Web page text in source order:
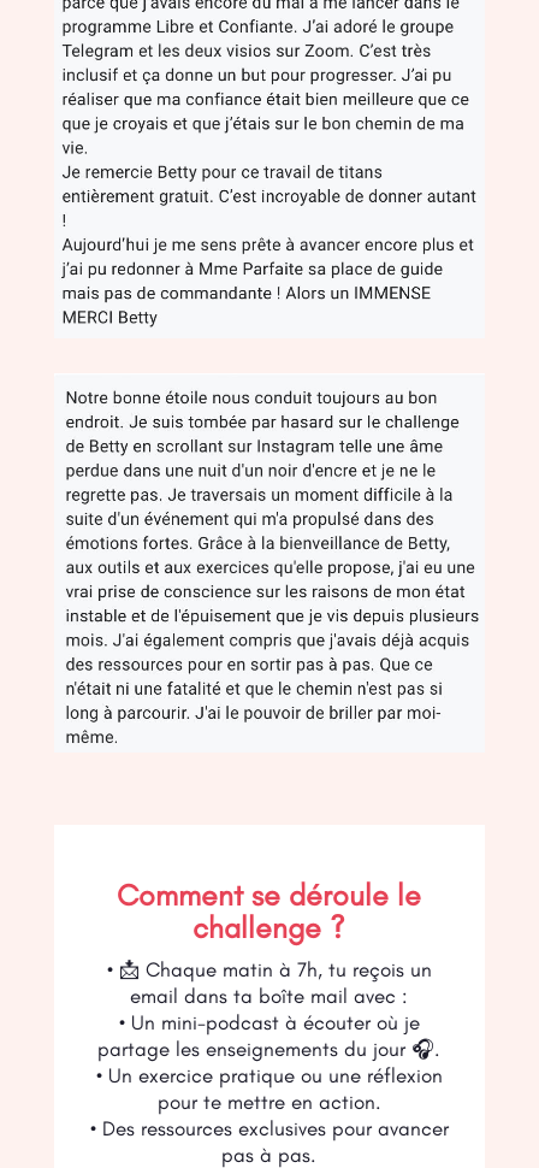
Comment se déroule le
challenge ?
• 📩 Chaque matin à 7h, tu reçois un
email dans ta boîte mail avec :
• Un mini-podcast à écouter où je
partage les enseignements du jour 🎧.
• Un exercice pratique ou une réflexion
pour te mettre en action.
• Des ressources exclusives pour avancer
pas à pas.